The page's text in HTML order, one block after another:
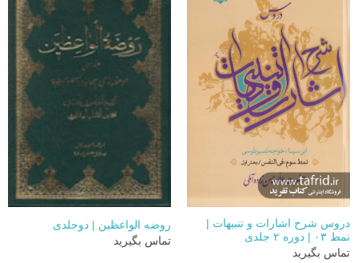
دروس شرح اشارات و تنبیهات |
نمط ۰۳ | دوره ۲ جلدی
تماس بگیرید
روضه الواعظین | دوجلدی
تماس بگیرید